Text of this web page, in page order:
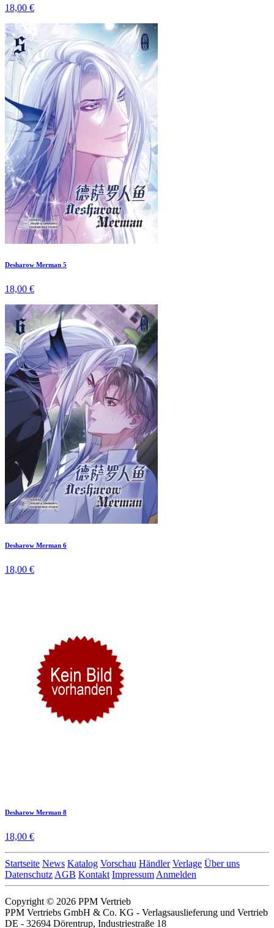
18,00 €
Desharow Merman 5
18,00 €
Desharow Merman 6
18,00 €
Desharow Merman 8
18,00 €
Startseite News Katalog Vorschau Händler Verlage Über uns
Datenschutz AGB Kontakt Impressum Anmelden
Copyright © 2026 PPM Vertrieb
PPM Vertriebs GmbH & Co. KG - Verlagsauslieferung und Vertrieb
DE - 32694 Dörentrup, Industriestraße 18